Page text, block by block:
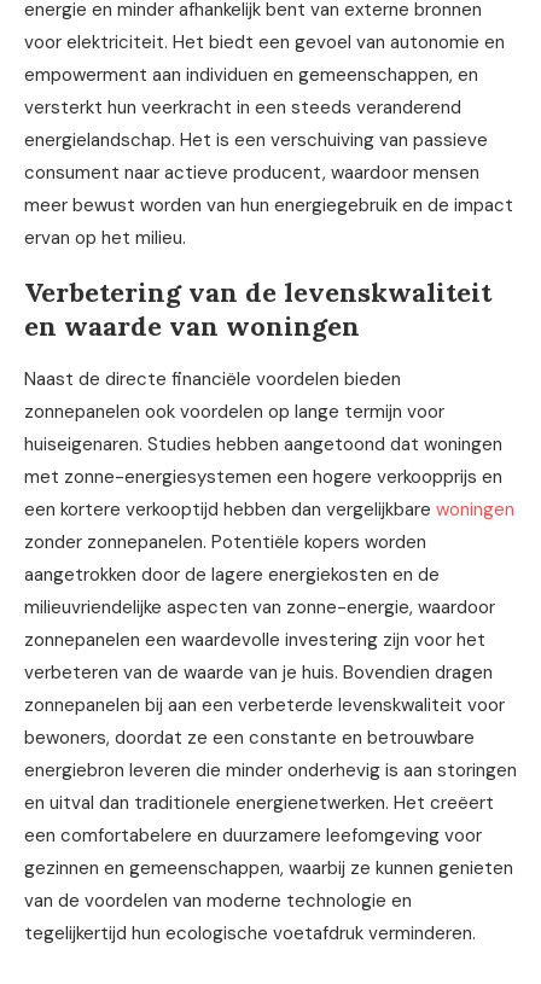
energie en minder afhankelijk bent van externe bronnen
voor elektriciteit. Het biedt een gevoel van autonomie en
empowerment aan individuen en gemeenschappen, en
versterkt hun veerkracht in een steeds veranderend
energielandschap. Het is een verschuiving van passieve
consument naar actieve producent, waardoor mensen
meer bewust worden van hun energiegebruik en de impact
ervan op het milieu.
Verbetering van de levenskwaliteit
en waarde van woningen
Naast de directe financiële voordelen bieden
zonnepanelen ook voordelen op lange termijn voor
huiseigenaren. Studies hebben aangetoond dat woningen
met zonne-energiesystemen een hogere verkoopprijs en
een kortere verkooptijd hebben dan vergelijkbare woningen
zonder zonnepanelen. Potentiële kopers worden
aangetrokken door de lagere energiekosten en de
milieuvriendelijke aspecten van zonne-energie, waardoor
zonnepanelen een waardevolle investering zijn voor het
verbeteren van de waarde van je huis. Bovendien dragen
zonnepanelen bij aan een verbeterde levenskwaliteit voor
bewoners, doordat ze een constante en betrouwbare
energiebron leveren die minder onderhevig is aan storingen
en uitval dan traditionele energienetwerken. Het creëert
een comfortabelere en duurzamere leefomgeving voor
gezinnen en gemeenschappen, waarbij ze kunnen genieten
van de voordelen van moderne technologie en
tegelijkertijd hun ecologische voetafdruk verminderen.